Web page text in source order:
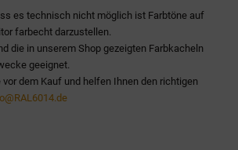
es technisch nicht möglich ist Farbtöne auf
farbecht darzustellen.
die in unserem Shop gezeigten Farbkacheln
geeignet.
vor dem Kauf und helfen Ihnen den richtigen